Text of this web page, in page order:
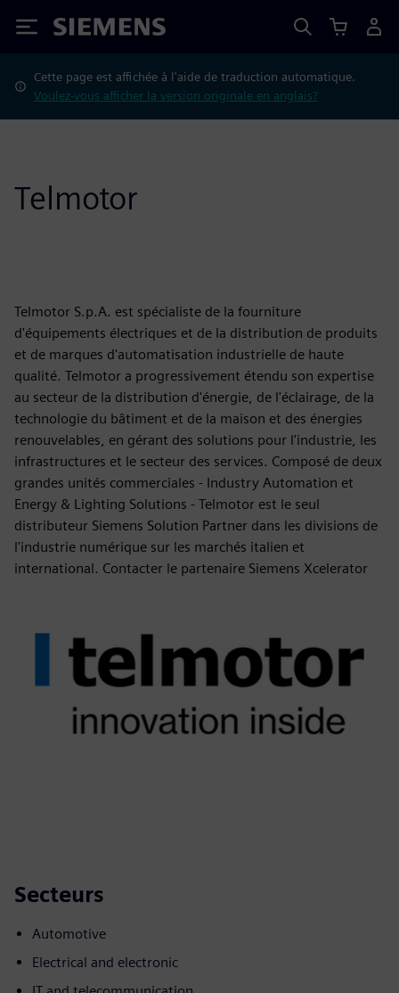
Siemens
Cette page est affichée à l'aide de traduction automatique.
Voulez-vous afficher la version originale en anglais?
Telmotor
Telmotor S.p.A. est spécialiste de la fourniture
d'équipements électriques et de la distribution de produits
et de marques d'automatisation industrielle de haute
qualité. Telmotor a progressivement étendu son expertise
au secteur de la distribution d'énergie, de l'éclairage, de la
technologie du bâtiment et de la maison et des énergies
renouvelables, en gérant des solutions pour l'industrie, les
infrastructures et le secteur des services. Composé de deux
grandes unités commerciales - Industry Automation et
Energy & Lighting Solutions - Telmotor est le seul
distributeur Siemens Solution Partner dans les divisions de
l'industrie numérique sur les marchés italien et
international. Contacter le partenaire Siemens Xcelerator
Secteurs
Automotive
Electrical and electronic